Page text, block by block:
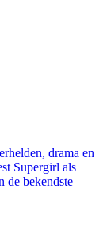
drama en
Supergirl als
de bekendste